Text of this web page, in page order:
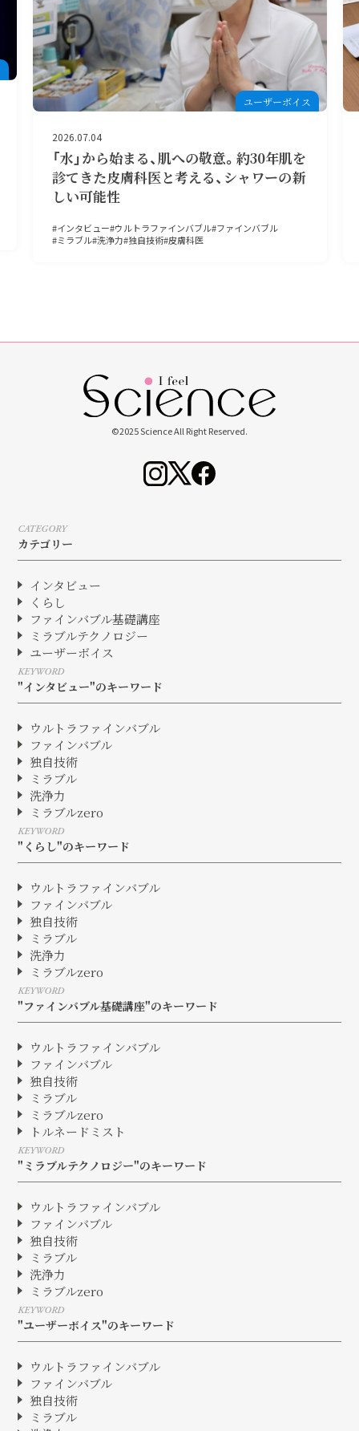
ユーザーボイス
2026.07.04
「水」から始まる、肌への敬意。約30年肌を
診てきた皮膚科医と考える、シャワーの新
しい可能性
インタビュー ウルトラファインバブル ファインバブル
ミラブル 洗浄力 独自技術 皮膚科医
©2025 Science All Right Reserved.
CATEGORY
カテゴリー
インタビュー
くらし
ファインバブル基礎講座
ミラブルテクノロジー
ユーザーボイス
KEYWORD
"インタビュー"のキーワード
ウルトラファインバブル
ファインバブル
独自技術
ミラブル
洗浄力
ミラブルzero
KEYWORD
"くらし"のキーワード
ウルトラファインバブル
ファインバブル
独自技術
ミラブル
洗浄力
ミラブルzero
KEYWORD
"ファインバブル基礎講座"のキーワード
ウルトラファインバブル
ファインバブル
独自技術
ミラブル
ミラブルzero
トルネードミスト
KEYWORD
"ミラブルテクノロジー"のキーワード
ウルトラファインバブル
ファインバブル
独自技術
ミラブル
洗浄力
ミラブルzero
KEYWORD
"ユーザーボイス"のキーワード
ウルトラファインバブル
ファインバブル
独自技術
ミラブル